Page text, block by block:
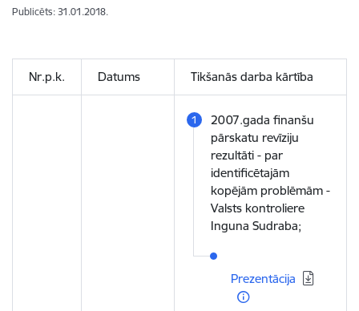
Publicēts: 31.01.2018.
Nr.p.k. Datums Tikšanās darba kārtība
2007.gada finanšu
pārskatu revīziju
rezultāti - par
identificētajām
kopējām problēmām -
Valsts kontroliere
Inguna Sudraba;
Prezentācija